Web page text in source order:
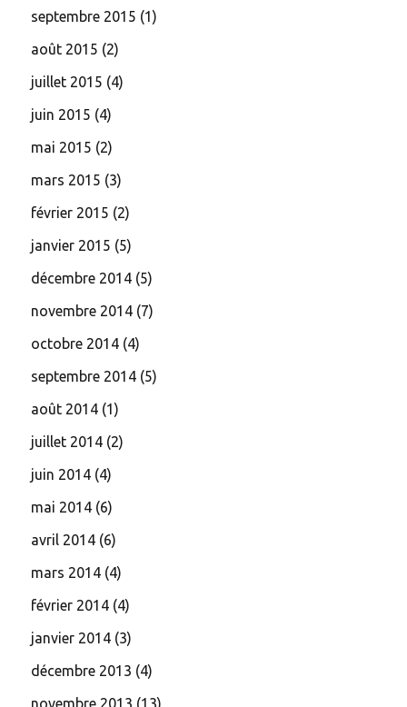
septembre 2015 (1)
août 2015 (2)
juillet 2015 (4)
juin 2015 (4)
mai 2015 (2)
mars 2015 (3)
février 2015 (2)
janvier 2015 (5)
décembre 2014 (5)
novembre 2014 (7)
octobre 2014 (4)
septembre 2014 (5)
août 2014 (1)
juillet 2014 (2)
juin 2014 (4)
mai 2014 (6)
avril 2014 (6)
mars 2014 (4)
février 2014 (4)
janvier 2014 (3)
décembre 2013 (4)